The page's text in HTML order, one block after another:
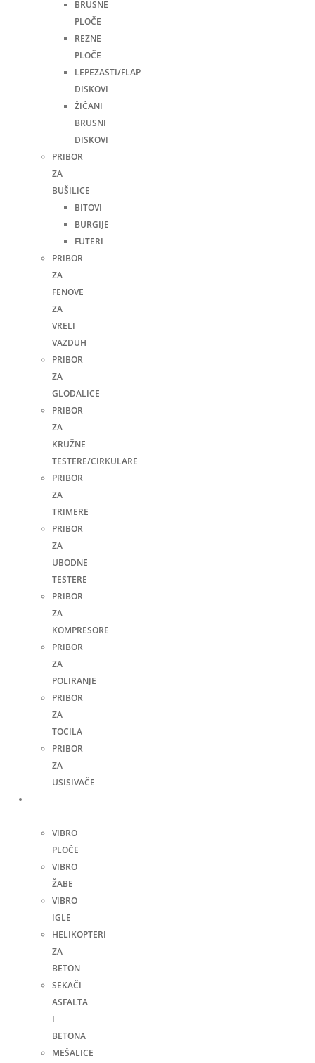
BRUSNE
PLOČE
REZNE
PLOČE
LEPEZASTI/FLAP
DISKOVI
ŽIČANI
BRUSNI
DISKOVI
PRIBOR
ZA
BUŠILICE
BITOVI
BURGIJE
FUTERI
PRIBOR
ZA
FENOVE
ZA
VRELI
VAZDUH
PRIBOR
ZA
GLODALICE
PRIBOR
ZA
KRUŽNE
TESTERE/CIRKULARE
PRIBOR
ZA
TRIMERE
PRIBOR
ZA
UBODNE
TESTERE
PRIBOR
ZA
KOMPRESORE
PRIBOR
ZA
POLIRANJE
PRIBOR
ZA
TOCILA
PRIBOR
ZA
USISIVAČE
VIBRO
PLOČE
VIBRO
ŽABE
VIBRO
IGLE
HELIKOPTERI
ZA
BETON
SEKAČI
ASFALTA
I
BETONA
MEŠALICE